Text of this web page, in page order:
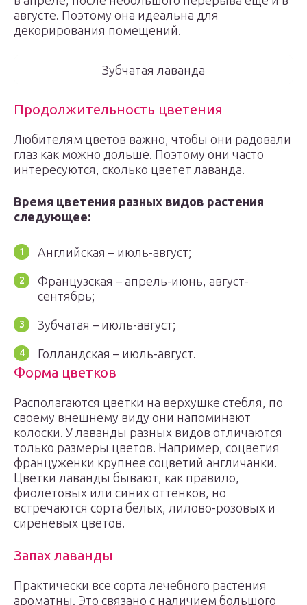
августе. Поэтому она идеальна для
декорирования помещений.
Зубчатая лаванда
Продолжительность цветения
Любителям цветов важно, чтобы они радовали
глаз как можно дольше. Поэтому они часто
интересуются, сколько цветет лаванда.
Время цветения разных видов растения
следующее:
Английская – июль-август;
Французская – апрель-июнь, август-
сентябрь;
Зубчатая – июль-август;
Голландская – июль-август.
Форма цветков
Располагаются цветки на верхушке стебля, по
своему внешнему виду они напоминают
колоски. У лаванды разных видов отличаются
только размеры цветов. Например, соцветия
француженки крупнее соцветий англичанки.
Цветки лаванды бывают, как правило,
фиолетовых или синих оттенков, но
встречаются сорта белых, лилово-розовых и
сиреневых цветов.
Запах лаванды
Практически все сорта лечебного растения
ароматны. Это связано с наличием большого